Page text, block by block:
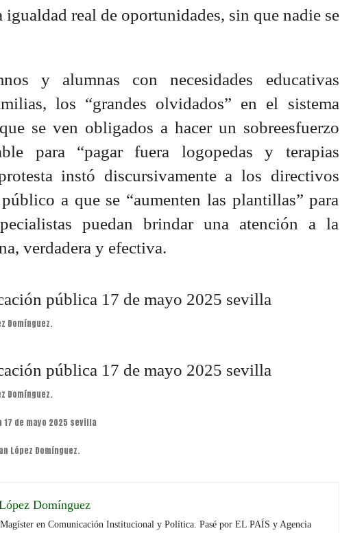
igualdad real de oportunidades, sin que nadie se
y alumnas con necesidades educativas
los “grandes olvidados” en el sistema
se ven obligados a hacer un sobreesfuerzo
para “pagar fuera logopedas y terapias
instó discursivamente a los directivos
a que se “aumenten las plantillas” para
puedan brindar una atención a la
verdadera y efectiva.
Domínguez.
Domínguez.
López Domínguez.
Domínguez
en Comunicación Institucional y Política. Pasé por EL PAÍS y Agencia